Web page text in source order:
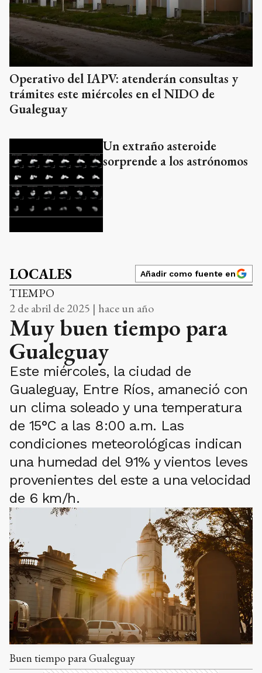
Operativo del IAPV: atenderán consultas y
trámites este miércoles en el NIDO de
Gualeguay
Un extraño asteroide
sorprende a los astrónomos
LOCALES Añadir como fuente en
TIEMPO
2 de abril de 2025 | hace un año
Muy buen tiempo para
Gualeguay
Este miércoles, la ciudad de
Gualeguay, Entre Ríos, amaneció con
un clima soleado y una temperatura
de 15°C a las 8:00 a.m. Las
condiciones meteorológicas indican
una humedad del 91% y vientos leves
provenientes del este a una velocidad
de 6 km/h.
Buen tiempo para Gualeguay